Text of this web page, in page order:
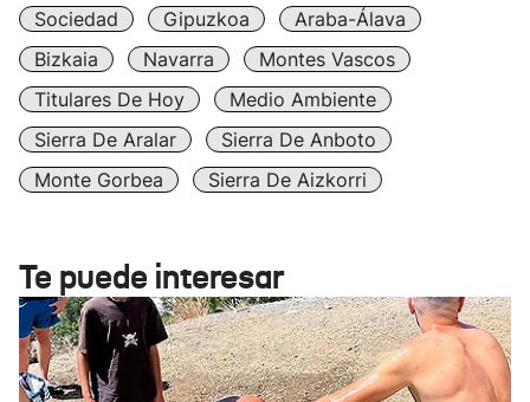
Sociedad Gipuzkoa
Araba-Álava
Bizkaia
Navarra
Montes Vascos
Titulares De Hoy
Medio Ambiente
Sierra De Aralar
Sierra De Anboto
Monte Gorbea
Sierra De Aizkorri
Te puede interesar